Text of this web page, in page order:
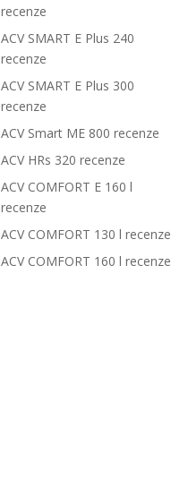
recenze
ACV SMART E Plus 240
recenze
ACV SMART E Plus 300
recenze
ACV Smart ME 800 recenze
ACV HRs 320 recenze
ACV COMFORT E 160 l
recenze
ACV COMFORT 130 l recenze
ACV COMFORT 160 l recenze